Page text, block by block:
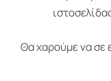
Θα χαρούμε να σε